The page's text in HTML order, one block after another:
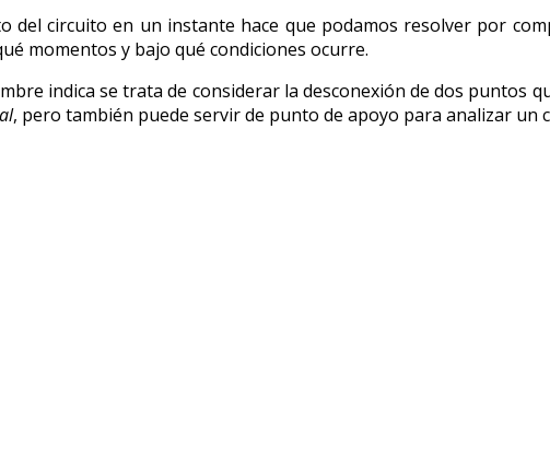
del circuito en un instante hace que podamos resolver por
momentos y bajo qué condiciones ocurre.
indica se trata de considerar la desconexión de dos puntos
, pero también puede servir de punto de apoyo para analizar un